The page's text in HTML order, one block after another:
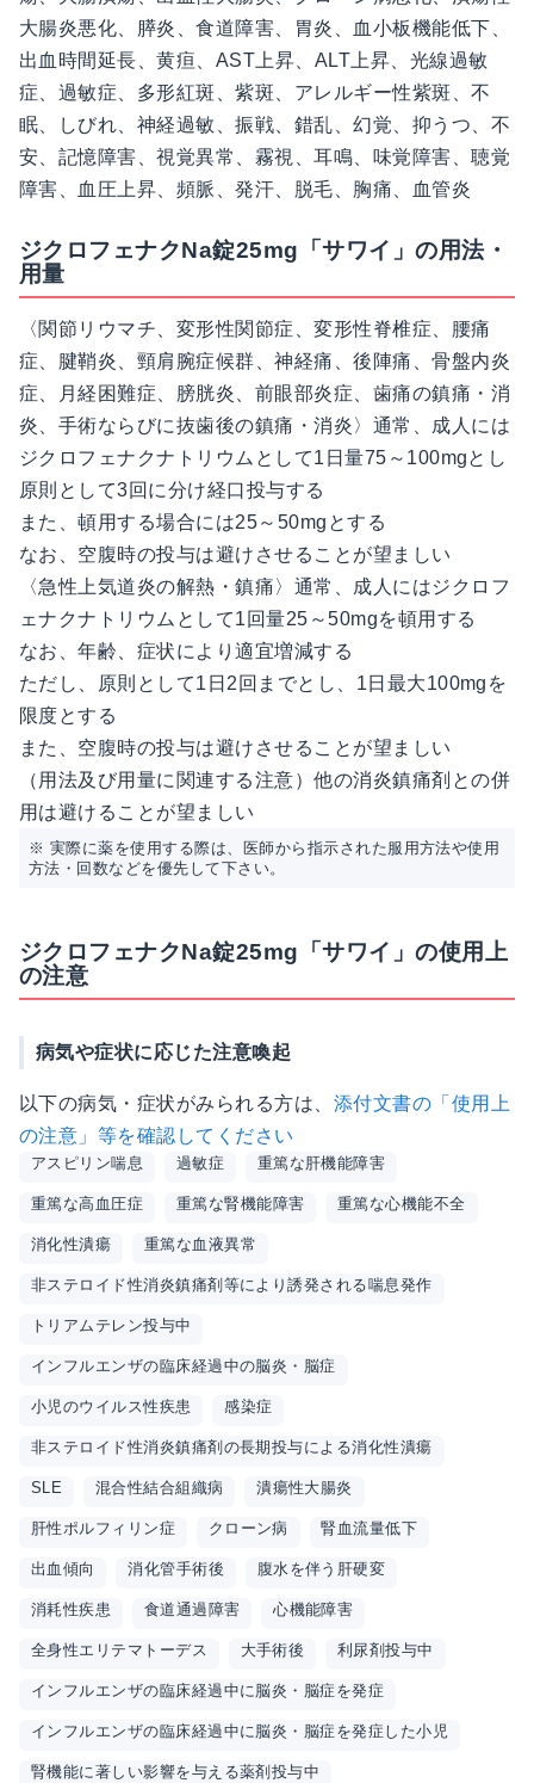
大腸炎悪化、膵炎、食道障害、胃炎、血小板機能低下、
出血時間延長、黄疸、AST上昇、ALT上昇、光線過敏
症、過敏症、多形紅斑、紫斑、アレルギー性紫斑、不
眠、しびれ、神経過敏、振戦、錯乱、幻覚、抑うつ、不
安、記憶障害、視覚異常、霧視、耳鳴、味覚障害、聴覚
障害、血圧上昇、頻脈、発汗、脱毛、胸痛、血管炎
ジクロフェナクNa錠25mg「サワイ」の用法・
用量
〈関節リウマチ、変形性関節症、変形性脊椎症、腰痛
症、腱鞘炎、頸肩腕症候群、神経痛、後陣痛、骨盤内炎
症、月経困難症、膀胱炎、前眼部炎症、歯痛の鎮痛・消
炎、手術ならびに抜歯後の鎮痛・消炎〉通常、成人には
ジクロフェナクナトリウムとして1日量75～100mgとし
原則として3回に分け経口投与する
また、頓用する場合には25～50mgとする
なお、空腹時の投与は避けさせることが望ましい
〈急性上気道炎の解熱・鎮痛〉通常、成人にはジクロフ
ェナクナトリウムとして1回量25～50mgを頓用する
なお、年齢、症状により適宜増減する
ただし、原則として1日2回までとし、1日最大100mgを
限度とする
また、空腹時の投与は避けさせることが望ましい
（用法及び用量に関連する注意）他の消炎鎮痛剤との併
用は避けることが望ましい
※ 実際に薬を使用する際は、医師から指示された服用方法や使用
方法・回数などを優先して下さい。
ジクロフェナクNa錠25mg「サワイ」の使用上
の注意
病気や症状に応じた注意喚起
以下の病気・症状がみられる方は、 添付文書の「使用上
の注意」等を確認してください
アスピリン喘息 過敏症 重篤な肝機能障害
重篤な高血圧症 重篤な腎機能障害 重篤な心機能不全
消化性潰瘍 重篤な血液異常
非ステロイド性消炎鎮痛剤等により誘発される喘息発作
トリアムテレン投与中
インフルエンザの臨床経過中の脳炎・脳症
小児のウイルス性疾患 感染症
非ステロイド性消炎鎮痛剤の長期投与による消化性潰瘍
SLE 混合性結合組織病 潰瘍性大腸炎
肝性ポルフィリン症 クローン病 腎血流量低下
出血傾向 消化管手術後 腹水を伴う肝硬変
消耗性疾患 食道通過障害 心機能障害
全身性エリテマトーデス 大手術後 利尿剤投与中
インフルエンザの臨床経過中に脳炎・脳症を発症
インフルエンザの臨床経過中に脳炎・脳症を発症した小児
腎機能に著しい影響を与える薬剤投与中